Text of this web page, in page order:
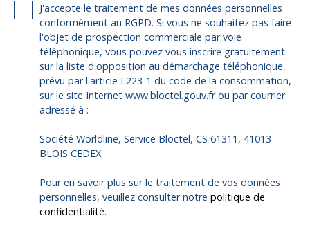
J'accepte le traitement de mes données personnelles
conformément au RGPD. Si vous ne souhaitez pas faire
l'objet de prospection commerciale par voie
téléphonique, vous pouvez vous inscrire gratuitement
sur la liste d'opposition au démarchage téléphonique,
prévu par l'article L223-1 du code de la consommation,
sur le site Internet www.bloctel.gouv.fr ou par courrier
adressé à :
Société Worldline, Service Bloctel, CS 61311, 41013
BLOIS CEDEX.
Pour en savoir plus sur le traitement de vos données
personnelles, veuillez consulter notre politique de
confidentialité.